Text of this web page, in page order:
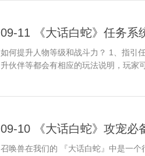
09-11 《大话白蛇》任务系
如何提升人物等级和战斗力？ 1、指引
升伙伴等都会有相应的玩法说明，玩家
09-10 《大话白蛇》攻宠必
召唤兽在我们的 『大话白蛇』中是一